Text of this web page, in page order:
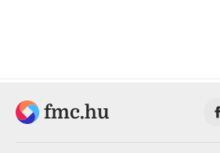
fmc.hu